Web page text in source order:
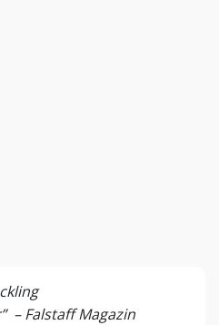
– Falstaff Magazin